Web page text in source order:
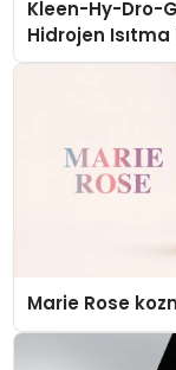
Kleen-Hy-Dro-
Hidrojen
Düzenleyici
Marie Rose